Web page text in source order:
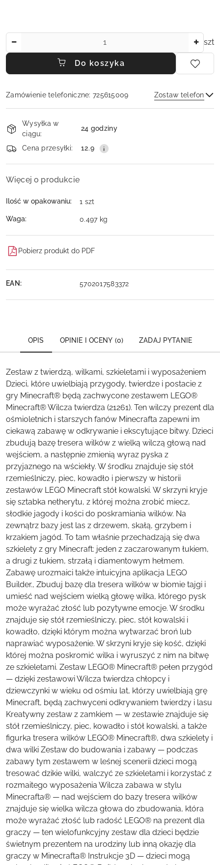
szt
Do koszyka
Zamówienie telefoniczne: 725615009 Zostaw telefon
Dostępność
i
dostawa
Wysyłka w
ciągu:
24 godziny
Cena przesyłki: 12.9
Więcej o produkcie
Ilość w opakowaniu: 1 szt
Waga: 0.497 kg
Pobierz produkt do PDF
EAN: 5702017583372
OPIS OPINIE I OCENY (0) ZADAJ PYTANIE
Zestaw z twierdzą, wilkami, szkieletami i wyposażeniem
Dzieci, które uwielbiają przygody, twierdze i postacie z
gry Minecraft® będą zachwycone zestawem LEGO®
Minecraft® Wilcza twierdza (21261). Ten wilczy prezent dla
ośmioletnich i starszych fanów Minecrafta zapewni im
ciekawą zabawę w odkrywanie i ekscytujące bitwy. Dzieci
zbudują bazę tresera wilków z wielką wilczą głową nad
wejściem, a następnie zmienią wyraz pyska z
przyjaznego na wściekły. W środku znajduje się stół
rzemieślniczy, piec, kowadło i pierwszy w historii
zestawów LEGO Minecraft stół kowalski. W skrzyni kryje
się sztabka netherytu, z której można zrobić miecz,
słodkie jagody i kości do poskramiania wilków. Na
zewnątrz bazy jest las z drzewem, skałą, grzybem i
krzakiem jagód. To tam właśnie przechadzają się dwa
szkielety z gry Minecraft: jeden z zaczarowanym łukiem,
a drugi z łukiem, strzałą i diamentowym hełmem.
Zabawę urozmaici także intuicyjna aplikacja LEGO
Builder., Zbuduj bazę dla tresera wilków w biomie tajgi i
umieść nad wejściem wielką głowę wilka, którego pysk
może wyrażać złość lub pozytywne emocje. W środku
znajduje się stół rzemieślniczy, piec, stół kowalski i
kowadło, dzięki którym można wytwarzać broń lub
naprawiać wyposażenie. W skrzyni kryje się kość, dzięki
której można poskromić wilka i wyruszyć z nim na bitwę
ze szkieletami. Zestaw LEGO® Minecraft® pełen przygód
— dzięki zestawowi Wilcza twierdza chłopcy i
dziewczynki w wieku od ośmiu lat, którzy uwielbiają grę
Minecraft, będą zachwyceni odkrywaniem twierdzy i lasu
Kreatywny zestaw z zamkiem — w zestawie znajduje się
stół rzemieślniczy, piec, kowadło i stół kowalski, a także
figurka tresera wilków LEGO® Minecraft®, dwa szkielety i
dwa wilki Zestaw do budowania i zabawy — podczas
zabawy tym zestawem w leśnej scenerii dzieci mogą
tresować dzikie wilki, walczyć ze szkieletami i korzystać z
rozmaitego wyposażenia Wilcza zabawa w stylu
Minecrafta® — nad wejściem do bazy tresera wilków
znajduje się wielka wilcza głowa do zbudowania, która
może wyrażać złość lub radość LEGO® na prezent dla
graczy — ten wielofunkcyjny zestaw dla dzieci będzie
świetnym prezentem na urodziny lub inną okazję dla
graczy w Minecrafta® Instrukcje 3D — dzieci mogą